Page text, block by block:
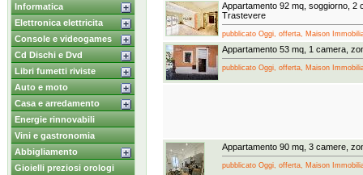
Informatica
Elettronica elettricita
Console e videogames
Cd Dischi e Dvd
Libri fumetti riviste
Auto e moto
Casa e arredamento
Energie rinnovabili
Vini e gastronomia
Abbigliamento
Gioielli preziosi orologi
Appartamento 92 mq, soggiorno, 2
Trastevere
pubblicato Oggi, offerta, Maison
Appartamento 53 mq, 1 camera,
pubblicato Oggi, offerta, Maison
Appartamento 90 mq, 3 camere,
pubblicato Oggi, offerta, Maison